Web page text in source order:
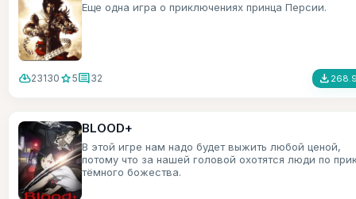
Еще одна игра о приключениях принца Персии.
cloud_download23130 star5comment32 file_download
BLOOD+
В этой игре нам надо будет выжить любой ценой,
потому что за нашей головой охотятся люди по
тёмного божества.